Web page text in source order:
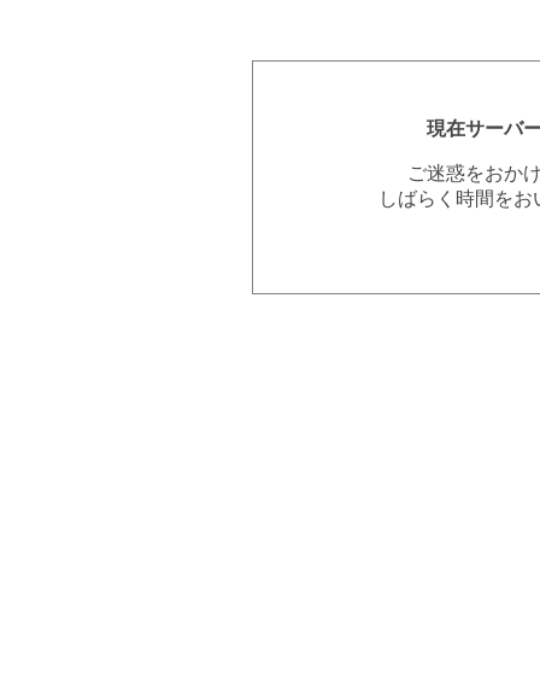
現在サーバ
ご迷惑をおか
しばらく時間を